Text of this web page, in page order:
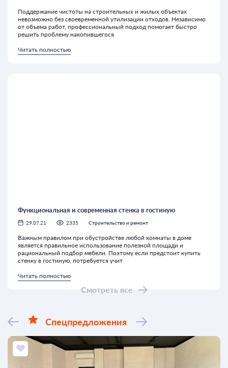
Смотреть все
Поддержание чистоты на строительных и жилых объектах
невозможно без своевременной утилизации отходов. Независимо
от объема работ, профессиональный подход помогает быстро
решить проблему накопившегося
Читать полностью
Функциональная и современная стенка в гостиную
29.07.21 2335 Строительство и ремонт
Важным правилом при обустройстве любой комнаты в доме
является правильное использование полезной площади и
рациональный подбор мебели. Поэтому если предстоит купить
стенку в гостиную, потребуется учит
Читать полностью
Спецпредложения